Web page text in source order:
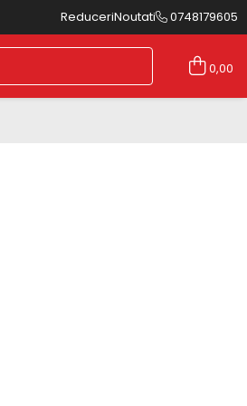
ReduceriNoutati 0748179605
0,00